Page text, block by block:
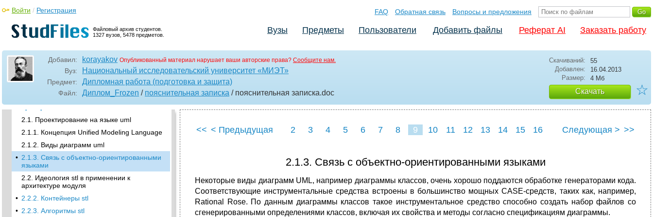
Файловый архив студентов.
1327 вузов, 5478 предметов.
Войти / Регистрация FAQ Обратная связь Вопросы и предложения
Вузы Предметы Пользователи Добавить файлы Реферат AI Заказать работу
Добавил: korayakov Опубликованный материал нарушает ваши авторские права? Сообщите нам.
Вуз: Национальный исследовательский университет «МИЭТ»
Предмет: Дипломная работа (подготовка и защита)
Файл: Диплом_Frozen / пояснительная записка / пояснительная записка.doc
Скачиваний:
55
Добавлен:
16.04.2013
Размер:
4 Мб
Скачать ☆
1.2.1. Структура входных и выходных
данных
1.2.2. Общая схема работы модуля
• 1.2.4. Проектирование архитектуры модуля
• 1.2.5. Конфигурация технических средств
1.2.6. Алгоритмы работы модуля
1.2.7. Методика тестирования
1.2.8. Результаты экспериментальной
проверки
2.1. Проектирование на языке uml
2.1.1. Концепция Unified Modeling Language
2.1.2. Виды диаграмм uml
• 2.1.3. Связь с объектно-ориентированными
языками
2.2. Идеология stl в применении к
архитектуре модуля
• 2.2.2. Контейнеры stl
• 2.2.3. Алгоритмы stl
<< < Предыдущая 2 3 4 5 6 7 8 9 10 11 12 13 14 15
16
Следующая > >>
2.1.3. Связь с объектно-ориентированными языками
Некоторые виды диаграмм UML, например диаграммы классов, очень хорошо поддаются обработке генераторами кода.
Соответствующие инструментальные средства встроены в большинство мощных CASE-средств, таких как, например,
Rational Rose. По данным диаграммы классов такое инструментальное средство способно создать набор файлов со
сгенерированными определениями классов, включая их свойства и методы согласно спецификациям диаграммы.